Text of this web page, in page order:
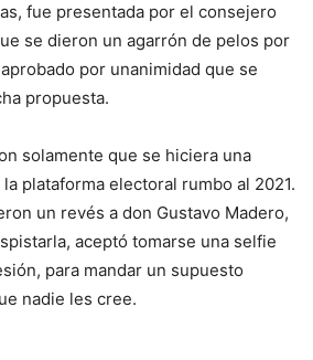
fue presentada por el consejero
se dieron un agarrón de pelos por
por unanimidad que se
propuesta.
solamente que se hiciera una
plataforma electoral rumbo al 2021.
un revés a don Gustavo Madero,
aceptó tomarse una selfie
para mandar un supuesto
nadie les cree.